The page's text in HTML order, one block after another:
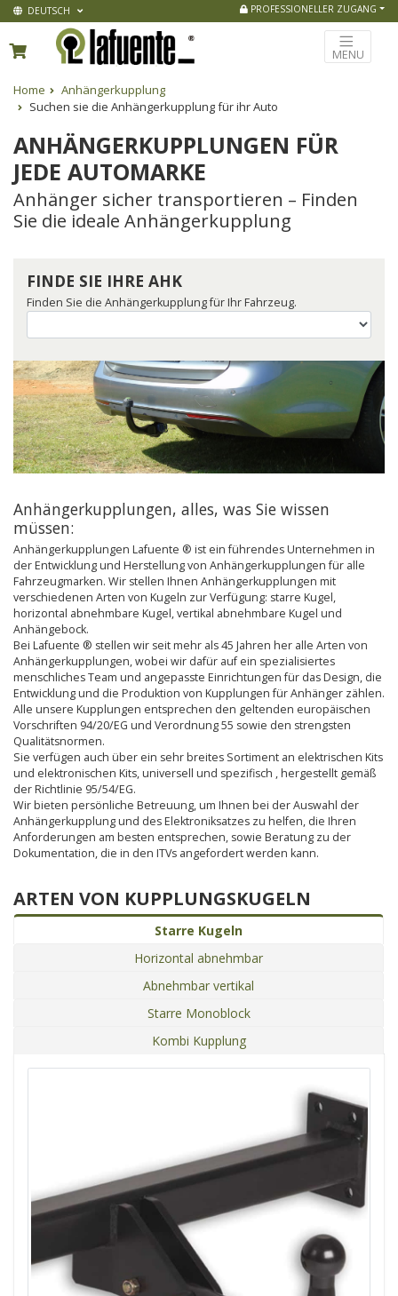
DEUTSCH PROFESSIONELLER ZUGANG
MENU
Home
Anhängerkupplung
Suchen sie die Anhängerkupplung für ihr Auto
ANHÄNGERKUPPLUNGEN FÜR
JEDE AUTOMARKE
Anhänger sicher transportieren – Finden
Sie die ideale Anhängerkupplung
FINDE SIE IHRE AHK
Finden Sie die Anhängerkupplung für Ihr Fahrzeug.
Anhängerkupplungen, alles, was Sie wissen
müssen:
Anhängerkupplungen Lafuente ® ist ein führendes Unternehmen in
der Entwicklung und Herstellung von Anhängerkupplungen für alle
Fahrzeugmarken. Wir stellen Ihnen Anhängerkupplungen mit
verschiedenen Arten von Kugeln zur Verfügung: starre Kugel,
horizontal abnehmbare Kugel, vertikal abnehmbare Kugel und
Anhängebock.
Bei Lafuente ® stellen wir seit mehr als 45 Jahren her alle Arten von
Anhängerkupplungen, wobei wir dafür auf ein spezialisiertes
menschliches Team und angepasste Einrichtungen für das Design, die
Entwicklung und die Produktion von Kupplungen für Anhänger zählen.
Alle unsere Kupplungen entsprechen den geltenden europäischen
Vorschriften 94/20/EG und Verordnung 55 sowie den strengsten
Qualitätsnormen.
Sie verfügen auch über ein sehr breites Sortiment an elektrischen Kits
und elektronischen Kits, universell und spezifisch , hergestellt gemäß
der Richtlinie 95/54/EG.
Wir bieten persönliche Betreuung, um Ihnen bei der Auswahl der
Anhängerkupplung und des Elektroniksatzes zu helfen, die Ihren
Anforderungen am besten entsprechen, sowie Beratung zu der
Dokumentation, die in den ITVs angefordert werden kann.
ARTEN VON KUPPLUNGSKUGELN
Starre Kugeln
Horizontal abnehmbar
Abnehmbar vertikal
Starre Monoblock
Kombi Kupplung